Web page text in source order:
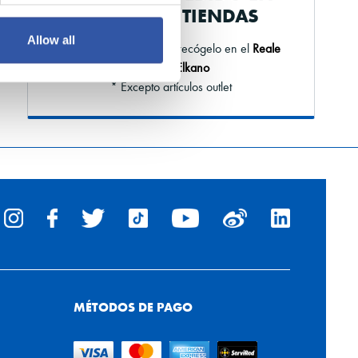
Allow all
NUESTRAS TIENDAS
Haz el pedido online y recógelo en el Reale
Arena o Elkano
* Excepto artículos outlet
MÉTODOS DE PAGO